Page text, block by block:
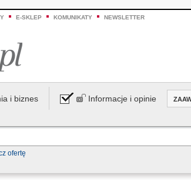
E-SKLEP KOMUNIKATY NEWSLETTER
i biznes Informacje i opinie
ofertę